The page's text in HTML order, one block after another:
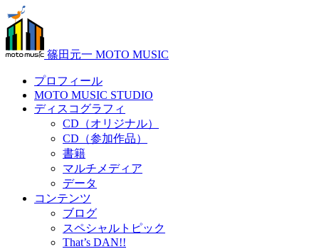
篠田元一 MOTO MUSIC
プロフィール
MOTO MUSIC STUDIO
ディスコグラフィ
CD（オリジナル）
CD（参加作品）
書籍
マルチメディア
データ
コンテンツ
ブログ
スペシャルトピック
That’s DAN!!